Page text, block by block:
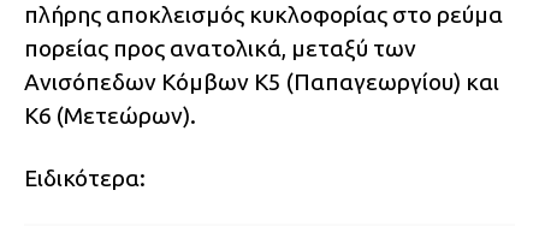
πλήρης αποκλεισμός κυκλοφορίας στο ρεύμα
πορείας προς ανατολικά, μεταξύ των
Ανισόπεδων Κόμβων Κ5 (Παπαγεωργίου) και
Κ6 (Μετεώρων).
Ειδικότερα: